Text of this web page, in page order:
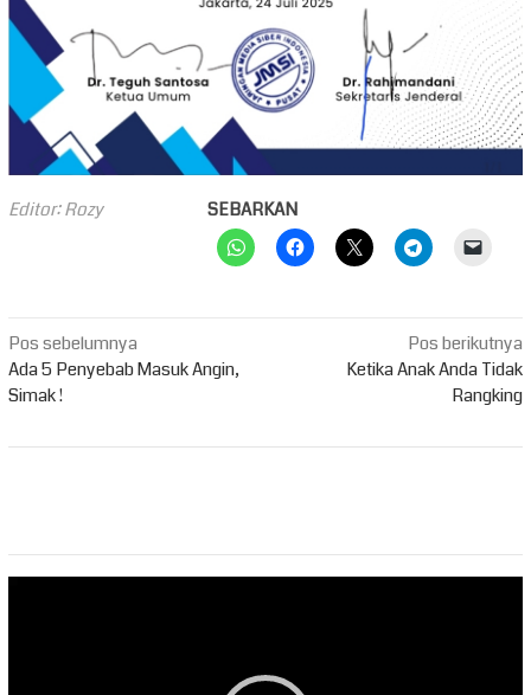
Editor: Rozy SEBARKAN
Navigasi
pos
Pos sebelumnya
Ada 5 Penyebab Masuk Angin,
Simak !
Pos berikutnya
Ketika Anak Anda Tidak
Rangking